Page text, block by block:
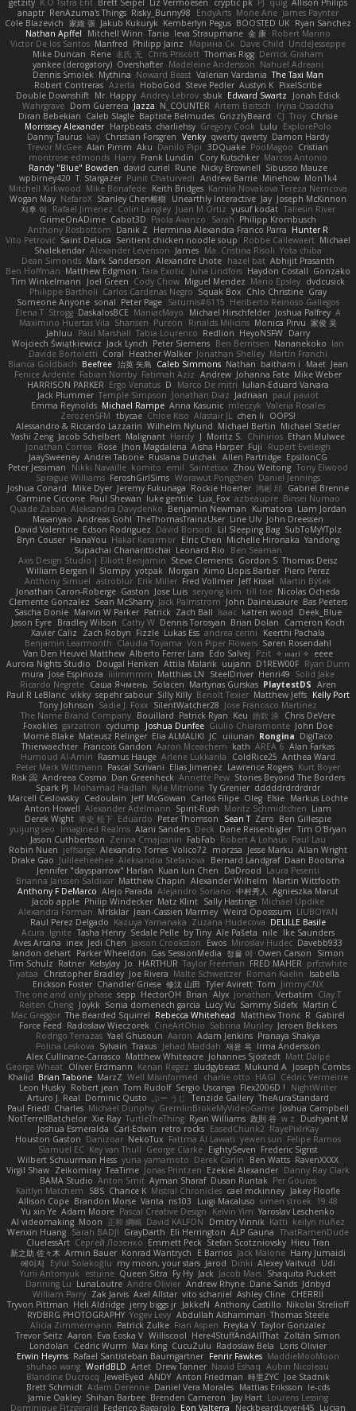
anaptr RenAzuma's Things Risky_Bunny98 EndyArts Mone Ane James Paynter
Cole Blazevich 家維 張 Jakub Kukuryk Kemberlyn Pegus BOOSTED UK Ryan Sanchez
Nathan Apffel
Mitchell Winn Tania Ieva Straupmane 金 康 Robert Marino
Victor De los Santos Manfred Philipp Jainz Марина Ск Dave Child UncleJesseppe
Mike Duncan Rene 名氏 无 Chris Priscott Thomas Rigg Derrick Graham
yankee (derogatory) Overshafter Madeleine Andersson Nahuel Adreani
Dennis Smolek Mythina Noward Beast Valerian Vardania The Taxi Man
Robert Contreras Azerta HoboGod Steve Pedler Austyn K PixelScribe
Double Downshift Mr. Happy Andrey Lebrov sbuk Edward Swartz
Jonah Edick
Wahrgrave Dom Guerrera Jazza N_COUNTER Artem Beitsch
Iryna Osadcha
Diran Bebekian Caleb Slagle Baptiste Belmudes GrizzlyBeard CJ Troy Chrisie
Morrissey Alexander Harpbeats charliehsy Gregory Cook Lulu
ExplorePolo
Danny Taurus kay Christian Forsgren Venky qwerty qwerty Damon Hardy
Trevor McGee Alan Pimm Aku Danilo Pipi 3DQuake PooMagoo Cristian
montrose edmonds Harry Frank Lundin Cory Kutschker Marcos Antonio
Randy "Blue" Bowden david curiel Rune Nicky Brownell Sibusiso Mauze
wpbirney420 T. Stargazer Punit Chaturvedi Andrew Barrie Minehow Mon1k4
Mitchell Kirkwood Mike Bonafede Keith Bridges Kamila Novakova Tereza Nemcova
Wogan May NefaroX Stanley Chen榕樹 Unearthly Interactive Jay Joseph McKinnon
지후 이
Rafael Jimenez Colin Langley Juan M Ortiz yusuf kodat Taliesin River
GrimeOnADime Cabot3D Paola Avanzo Sarah Philipp Krombusch
Anthony Rosbottom Danik Z Herminia Alexandra Franco Parra Hunter R
Vito Petrović Saint Deluca Sentient chicken noodle soup Robbe Callewaert Michael
Shalekendar Alexander Levenson James Ma. Cristina Risoli Yota chiba
Dean Simonds Mark Sanderson Alexandre Lhote hazel bat Abhijit Prasanth
Ben Hoffman Matthew Edgmon Tara Exotic Juha Lindfors Haydon Costall Gonzako
Tim Winkelmann
Joel Green Cody Chow Miguel Mendez Mario Epsley dvdcusick
Philippe Bartholi Carlos Cardenas Negro Squak Box Chlo Christine Gray
Someone Anyone sonal Peter Page Saturnis#6115 Heriberto Reinoso Gallegos
Elena T Strogg DaskalosBCE ManiacMayo Michael Hirschfelder Joshua Palfrey A
Maximino Huertas Vila Shansen Pureon Rinalds Miļicins Monica Pirvu 家俊 吴
Jahluu
Paul Marshall Tabia Lourenco Redlion HeyoNSFW Darry
Wojciech Świątkiewicz Jack Lynch Peter Siemens Ben Berntsen Nananekoko Ian
Davide Bortoletti Coral Heather Walker Jonathan Shelley Martín Franchi
Bianca Goldbach Beefree 治英 矢島 Caleb Simmons Nathan baitham i Maet Jean
Fenice Ardente Fabian Norrby Fatimah Aziz Andrew Johanna Fate Mike Weber
HARRISON PARKER Ergo Venatus D Marco De mitri Iulian-Eduard Varvara
Jack Plummer Temple Simpson Jonathan Diaz Jadriaan paul paviot
Emma Reynolds Michael Rampe Anna Kasunic mleczyk Valeria Rosales
ZerozenSFM tbycae Chloe Kiso Alastair JL chen li
OOPS!
Alessandro & Riccardo Lazzarin Wilhelm Nylund Michael Bertin Michael Stetler
Yashi Zeng Jacob Schelbert Malignant Hardy J Moritz S. Chihirios Ethan Mulwee
Jonathan Correa
Rose Jhon Magdalena Aisha Harper Fuji
Rupert Eveleigh
JaaySweeney Andrei Tabone Ruslana Dutchak Allen Partridge EpsilonCG
Peter Jessiman
Nikki Navaille komito emil Saintetixx Zhou Weitong Tony Elwood
Sprague Williams FeroshGirlSims Worawut Pongchen Daniel Jennings
Joshua Conard
Mike Dyer Jeremy Fukunaga Rockie Hoerter 鸿彬 邱 Gabriel Brenne
Carmine Ciccone Paul Shewan luke gentile Lux_Fox azbeaupre Binsei Numao
Quade Zaban Aleksandra Davydenko Benjamin Newman Kumatora Liam Jordan
Masanyao Andreas Gohl TheThomasTrainzUser Line Ulv John Dreessen
David Valentine Edson Rodriguez Dávid Borsodi Lil Sleeping Bag SubToMyYTplz
Bryn Couser HanaYou Hakar Kerarmor Elric Chen Michelle Hironaka Yandong
Supachai Chanarittichai Leonard Rio
Ben Seaman
Axis Design Studio | Elliott Benjamin Steve Clements Gordon S Thomas Deisz
William Bergen II Slompy yotpak Morgan Ximo Llopis Barber Piero Perez
Anthony Simuel astroblur Erik Miller Fred Vollmer Jeff Kissel
Martin Býšek
Jonathan Caron-Roberge Gaston Jose Luis seryong kim till toe Nicolas Ocheda
Clemente Gonzalez Sean McSharry Jack Palmstrom John Daineusaure Bas Peeters
Sascha Donie Marvin W Parker Patrick Zach Ball Isaac katren wood
Deek_Blue
Jason Eyre Bradley Wilson Cathy W Dennis Torosyan Brian Dolan
Cameron Koch
Xavier Caliz
Zach Robyn Fizzle Lukas Ess andrea cerini
Keerthi Pachala
Benjamin Learmonth Claudia Toyama Von Piper Flowers Søren Rosendahl
Van Den Heuvel Matthew Alberto Ferrer Lara Edo Salvej Pzit ✧ 𝔪𝔞𝔯𝔦 ✧ eeee
Aurora Nights Studio
Dougal Henken Attila Malarik uujann D1REW00F Ryan Dunn
mura Jose Espinoza iiiimmmm Matthias LN SteelDriver Henri49 Solid Jake
Ricardo Negrete Саша Ячмень Solacen Martynas Gurskas PlaytestDS Aren
Paul R LeBlanc vikky sepehr sabour Silly Killy Benoît Texier Matthew Jeffs Kelly Port
Tony Johnson Sadie J. Foxx SilentWatcher28 Jose Francisco Martinez
The Name Brand Company Bouillard Patrick Ryan Keu 皓欽 涂 Chris DeVere
Foxokles garzatron cyclump Joshua Dunfee Giulio Chiaramonte John Doe
Mornè Blake Mateusz Relinger Elia ALMALIKI JC uiiunan Rongina DigiTaco
Thierwaechter Francois Gandon Aaron Mceachern kath AREA 6 Alan Farkas
Humoud Al-Amiri Rasmus Hauge Arlene Lukkarila ColdRice25 Anthea Ward
Peter Mark Wittmann Pascal Scrivani Elias Jimenez Lawrence Rogers Kurt Boyer
Risk 📀 Andreea Cosma Dan Greenheck Annette Pew Stories Beyond The Borders
Spark PJ Mohamad Hadlah Kyle Mitrione Ty Grenier dddddrdrdrdrdr
Marcell Ceslowsky Cedoulain Jeff McGowan Carlos Filipe Oleg Elsie Markus Löchte
Anton Howell Alexander Adelmann Spirit-Rush Moritz Schmidtchen Liam
Derek Wight 幸史 松下 Eduardo Peter Thomson Sean T Zero Ben Gillespie
yuijung seo
Imagined Realms Alani Sanders Deck Dane Reisenbigler Tim O'Bryan
Jason Cuthbertson Zerina Cmajcanin FabFab Robert A Lohaus Paul Lau
Robin Nuen jeffsarge Alexandro Torres Volico72 morzsa Jesse Marku Allan Wright
Drake Gao Julileeheehee Aleksandra Stefanova Bernard Landgraf Daan Bootsma
Jennifer "daysparrow" Harlan Kuan lun Chen DaDrood Laura Pesenti
Brianna Janssen Saldivar Matthew Chapin Alexander Wilhelm Martin Wittfooth
Anthony F DeMarco Alejo Parada Alejandro Soriano 中村秀人
Agnieszka Marut
Jacob apple Philip Windecker Matz Klint Sally Hastings Michael Updike
Alexandra Forman MrIsklar Jean-Cassien Marmey Weird Oposssum LIUBOYAN
Raul Perez Delgado Kazuya Yamanaka Zuzana Hudecova DELILLE Basile
Acura .Ignite Tasha Henry Sedale Pelle by Tiny Ale Pašeta nile Ike Saunders
Aves Arcana inex Jedi Chen Jaxson Crookston Ewos Miroslav Hudec Davebb933
landon dehart Parker Wheeldon Gas SessionMedia 정율 이 Owen Carson
Simon
Tim Schulz Ratner KelsyJay Jo HARTHUR Taylor Freeman FRED MAHER prfctwhite
yataa
Christopher Bradley Joe Rivera Malte Schweitzer Roman Kaelin
Isabella
Erickson Foster Chandler Griese 修汰 山田 Tyler Avirett Tom JimmyCNX
The one and only phase sepp HectorOH Brian Alyx Jonathan Verbatim Clay T
Reiten Cheng Joykk Sonia domenech garcia Lucy Vu Sammy Sidefx Martin C
Mac Greggor The Bearded Squirrel Rebecca Whitehead Matthew Tronc R Gabirél
Force Feed Radosław Wieczorek CineArtOhio Sabrina Munley Jeroen Bekkers
Rodrigo Terrazas Yael Ghusoun Aaron Adam Jenkins Pranaya Shakya
Polina Leskova Sylvain Traxus Jehad Maddah 재윤 옥 Irma Andersson
Alex Cullinane-Carrasco Matthew Whiteacre Johannes Sjöstedt Matt Dalpé
George Wheat Oliver Erdmann Kenan Regez sludgybeast Mukund A
Joseph Combs
Khalid Brian Tabone MarzZ Well Misinformed charlie otto HAGI Cédric Vermeirre
Leon Husky Robert jean Tom Rudolf Sergio Uscanga Flex2006D !
NightWriter
Arturo J. Real Dominic Qusto ぶー うじ Tenzide Gallery TheAuraStandard
Paul Friedl Charles Michael Dunphy GremlinBrokeMyVideoGame Joshua Campbell
NotTerrellBatchelor Xie Ray TurtleTheThing Ryan Williams 政則 谷 w z
Dushyant M
Joshua Esmeralda Carl-Edwin retro rocks EasedChunk2 RayePixlrKay
Houston Gaston Danizoar NekoTux Fattma Al Lawati yewen sun Felipe Ramos
Slamuel EC Key van Thull George Clarke EightySeven Frederic Sigrist
Wilbert Schuurman Hess yuna yamamoto Derek Carlin Ben Watts RavenXXXX
Virgil Shaw Zeikomiray TeaTime Jonas Printzen Ezekiel Alexander Danny Ray Clark
BAMA Studio Anton Smit Ayman Sharaf Dusan Runtak Per Gouras
Kaitlyn Matchem
SBS Chance K Mistral Chronicles cael mckinney Jakey Floofle
Allison Cope Brandon Morse Vanta ns103 Luigi Macaluso simen stroek 19:48
Yu xin Ye Adam Moore Pascal Creative Design Kelvin Yim Yaroslav Leschenko
AI videomaking Moon 正和 綱嶋 David KALFON Dmitry Vinnik Katti keilyn nuñez
Wenxin Huang Sarah BADJI GrayDarth Eli Herrington ALP Gauna ThatRamenDude
CluelessArt Cергей Лозенко Emmett Peck Stefan Scotzniovsky Hieu Tran
新之助 佐々木 Armin Bauer Konrad Wantrych E Barrios Jack Malone Harry Jumaidi
에이지
Eylül Solakoğlu my moon, your stars Jarod Dinki Alexey Vaitvud
Udi
Yurii Antonyuk
estuine Queen Sitra Fy Hy Jack Jacob Mars Shaquita Puckett
Danning Lu LunaLoutre Andre Olivier Andrew Rhyne Dane Sands Jdnbyd
William Parry Zak Jarvis Axel Allstar vito schaniel Ashley Cline CHERRII
Tryvon Pittman Heli Aldridge jerry biggs jr JakkeN Anthony Castillo Nikolai Strelioff
RYDBRG PHOTOGRAPHY Yogev Levy Abdullah Alshammari Thomas Steele
Alicia Zimmermann Patrick Zulke Fran Aspen Freyka V Taylor Gonzalez
Trevor Seitz Aaron Eva Eoska V Williscool Here4StuffAndAllThat Zoltán Simon
Londolan
Cedric Wurm Max King CucuZulu Radosław Bela
Loris Olivier
Erwin Heyms Rafael Santisteban Baumgartner Fenrir Fawkes MaddieMooMoon
shuhao wang WorldBLD Artet Drew Tanner Navid Eshaq Aubin Nicoleau
Blandine Ducrocq JewelEyed ANDY Anton Friedman 時里ZYC Joe Stadnik
Brett Schmidt Adam Derenne Daniel Vera Morales Mattias Eriksson le-cds
Jamie Oakley Shihan Barbee Brenden Cameron Jay Hart Lourens Lessing
Dominique Fitzgerald Federico Bagarolo Eon Valterra NeckbeardLover445 Lucian